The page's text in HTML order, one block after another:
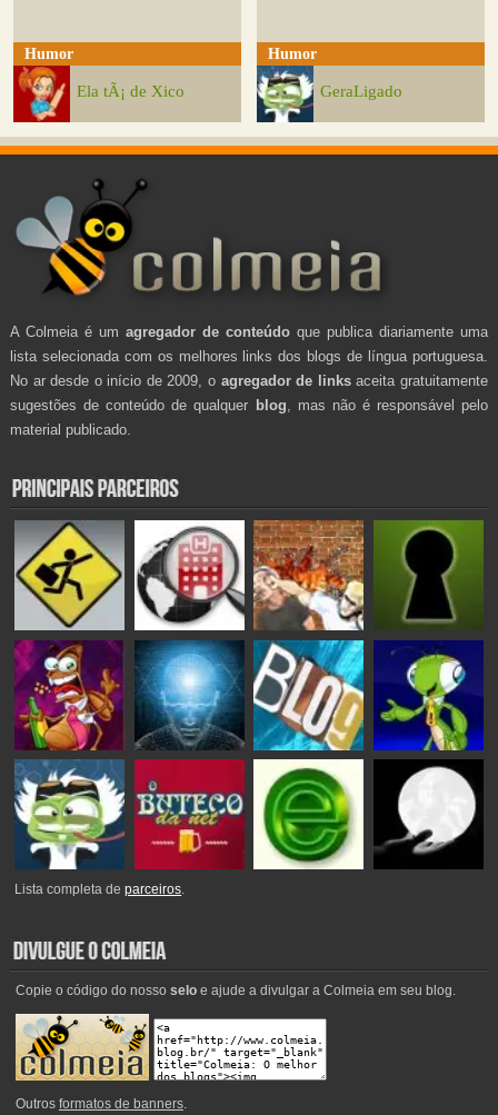
Humor
Ela tÃ¡ de Xico
Humor
GeraLigado
A Colmeia é um agregador de conteúdo que publica diariamente uma
lista selecionada com os melhores links dos blogs de língua portuguesa.
No ar desde o início de 2009, o agregador de linksaceita gratuitamente
sugestões de conteúdo de qualquer blog , mas não é responsável pelo
material publicado.
Lista completa deparceiros.
Copie o código do nosso seloe ajude a divulgar a Colmeia em seu blog.
Outros formatos de banners.